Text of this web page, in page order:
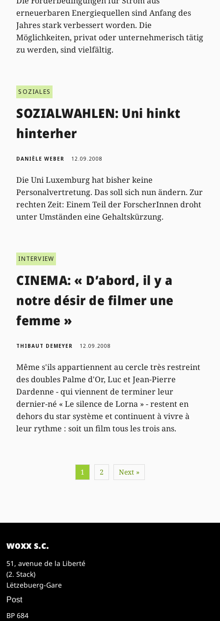
erneuerbaren Energiequellen sind Anfang des
Jahres stark verbessert worden. Die
Möglichkeiten, privat oder unternehmerisch tätig
zu werden, sind vielfältig.
SOZIALES
SOZIALWAHLEN: Uni hinkt
hinterher
DANIÈLE WEBER 12.09.2008
Die Uni Luxemburg hat bisher keine
Personalvertretung. Das soll sich nun ändern. Zur
rechten Zeit: Einem Teil der ForscherInnen droht
unter Umständen eine Gehaltskürzung.
INTERVIEW
CINEMA: « D’abord, il y a
notre désir de filmer une
femme »
THIBAUT DEMEYER 12.09.2008
Même s'ils appartiennent au cercle très restreint
des doubles Palme d'Or, Luc et Jean-Pierre
Dardenne - qui viennent de terminer leur
dernier-né « Le silence de Lorna » - restent en
dehors du star système et continuent à vivre à
leur rythme : soit un film tous les trois ans.
1 2 Next »
woxx s.c.
51, avenue de la Liberté
(2. Stack)
Lëtzebuerg-Gare
Post
BP 684